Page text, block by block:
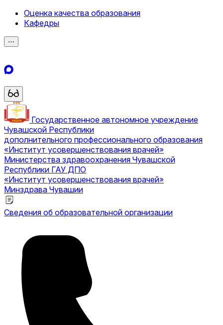
Оценка качества образования
Кафедры
⋯
Государственное автономное учреждение
Чувашской Республики
дополнительного профессионального образования
«Институт усовершенствования врачей»
Министерства здравоохранения Чувашской
Республики ГАУ ДПО
«Институт усовершенствования врачей»
Минздрава Чувашии
Сведения об образовательной организации